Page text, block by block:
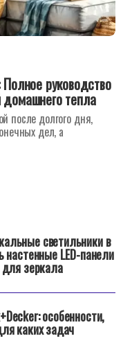
руководство
тепла
после долгого дня,
дел, а
светильники в
настенные LED-панели
для зеркала
особенности,
каких задач